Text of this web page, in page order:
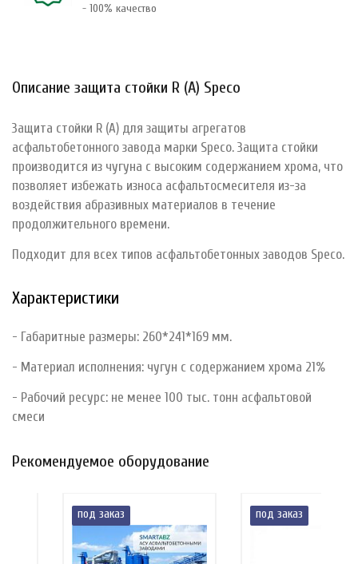
- 100% качество
Описание защита стойки R (А) Speco
Защита стойки R (А) для защиты агрегатов
асфальтобетонного завода марки Speco. Защита стойки
производится из чугуна с высоким содержанием хрома, что
позволяет избежать износа асфальтосмесителя из-за
воздействия абразивных материалов в течение
продолжительного времени.
Подходит для всех типов асфальтобетонных заводов Speco.
Характеристики
- Габаритные размеры: 260*241*169 мм.
- Материал исполнения: чугун с содержанием хрома 21%
- Рабочий ресурс: не менее 100 тыс. тонн асфальтовой
смеси
Рекомендуемое оборудование
под заказ под заказ